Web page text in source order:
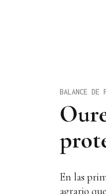
BALANCE DE
En las
agrario